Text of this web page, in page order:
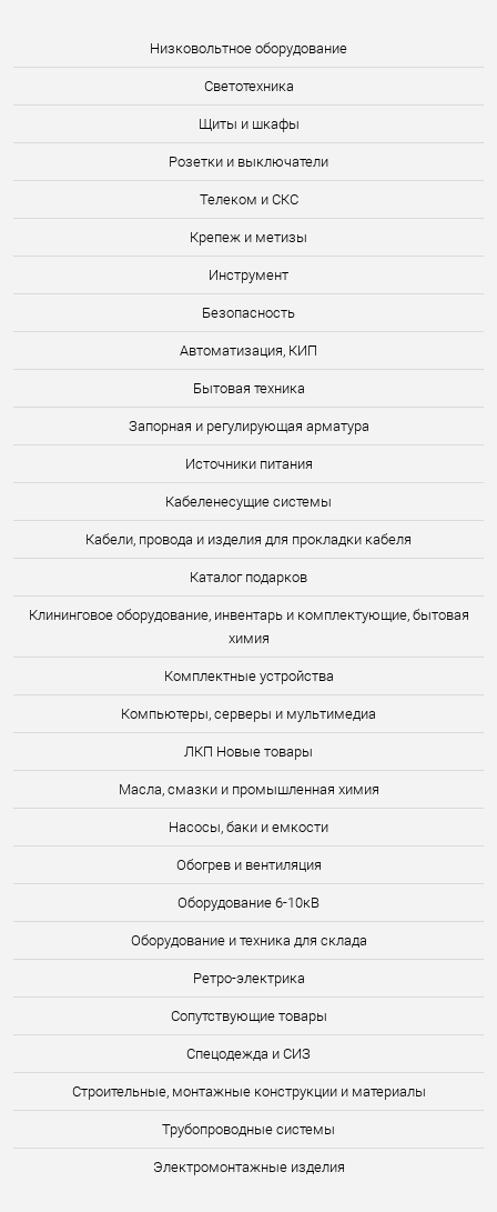
Низковольтное оборудование
Светотехника
Щиты и шкафы
Розетки и выключатели
Телеком и СКС
Крепеж и метизы
Инструмент
Безопасность
Автоматизация, КИП
Бытовая техника
Запорная и регулирующая арматура
Источники питания
Кабеленесущие системы
Кабели, провода и изделия для прокладки кабеля
Каталог подарков
Клининговое оборудование, инвентарь и комплектующие, бытовая
химия
Комплектные устройства
Компьютеры, серверы и мультимедиа
ЛКП Новые товары
Масла, смазки и промышленная химия
Насосы, баки и емкости
Обогрев и вентиляция
Оборудование 6-10кВ
Оборудование и техника для склада
Ретро-электрика
Сопутствующие товары
Спецодежда и СИЗ
Строительные, монтажные конструкции и материалы
Трубопроводные системы
Электромонтажные изделия